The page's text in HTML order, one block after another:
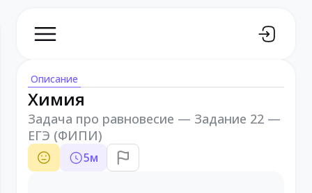
Описание
Химия
Задача про равновесие — Задание 22 —
ЕГЭ (ФИПИ)
5м